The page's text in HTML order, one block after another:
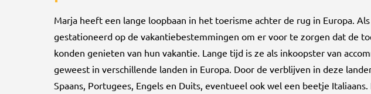
Marja heeft een lange loopbaan in het toerisme achter de rug in Europa.
gestationeerd op de vakantiebestemmingen om er voor te zorgen dat de
konden genieten van hun vakantie. Lange tijd is ze als inkoopster van
geweest in verschillende landen in Europa. Door de verblijven in deze
Spaans, Portugees, Engels en Duits, eventueel ook wel een beetje